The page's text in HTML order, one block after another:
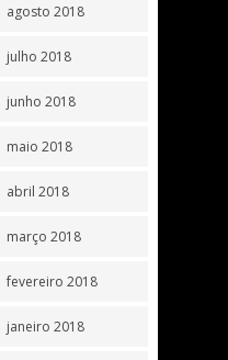
agosto 2018
julho 2018
junho 2018
maio 2018
abril 2018
março 2018
fevereiro 2018
janeiro 2018